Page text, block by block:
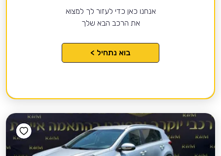
אנחנו כאן כדי לעזור לך למצוא
את הרכב הבא שלך
בוא נתחיל >